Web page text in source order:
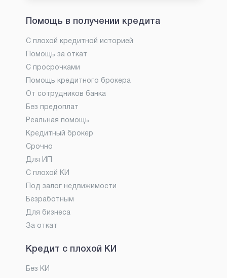
Помощь в получении кредита
С плохой кредитной историей
Помощь за откат
С просрочками
Помощь кредитного брокера
От сотрудников банка
Без предоплат
Реальная помощь
Кредитный брокер
Срочно
Для ИП
С плохой КИ
Под залог недвижимости
Безработным
Для бизнеса
За откат
Кредит с плохой КИ
Без КИ